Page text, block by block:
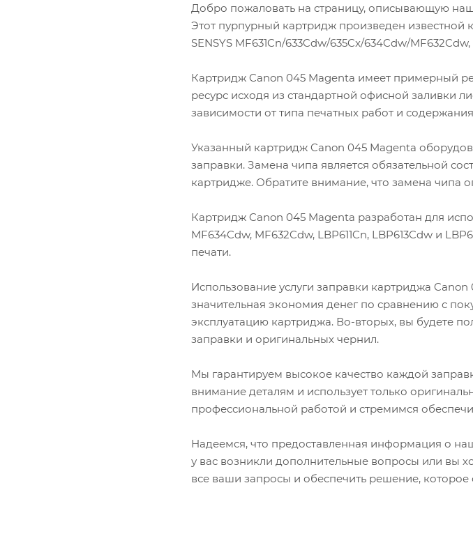
Добро пожаловать на страницу, описывающую
Этот пурпурный картридж произведен известной
SENSYS MF631Cn/633Cdw/635Cx/634Cdw/MF632Cdw,
Картридж Canon 045 Magenta имеет примерный
ресурс исходя из стандартной офисной заливки
зависимости от типа печатных работ и
Указанный картридж Canon 045 Magenta
заправки. Замена чипа является обязательной
картридже. Обратите внимание, что замена чипа
Картридж Canon 045 Magenta разработан для
MF634Cdw, MF632Cdw, LBP611Cn, LBP613Cdw и
печати.
Использование услуги заправки картриджа
значительная экономия денег по сравнению с
эксплуатацию картриджа. Во-вторых, вы будете
заправки и оригинальных чернил.
Мы гарантируем высокое качество каждой
внимание деталям и использует только
профессиональной работой и стремимся
Надеемся, что предоставленная информация о
у вас возникли дополнительные вопросы или вы
все ваши запросы и обеспечить решение, которое
Sharp
Xerox